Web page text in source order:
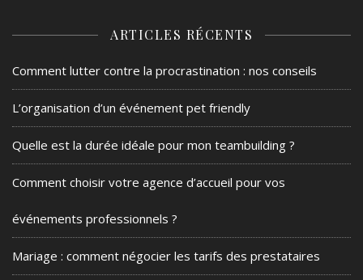
ARTICLES RÉCENTS
Comment lutter contre la procrastination : nos conseils
L’organisation d’un événement pet friendly
Quelle est la durée idéale pour mon teambuilding ?
Comment choisir votre agence d’accueil pour vos
événements professionnels ?
Mariage : comment négocier les tarifs des prestataires